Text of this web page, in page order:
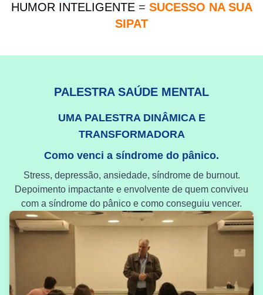
HUMOR INTELIGENTE = SUCESSO NA SUA
SIPAT
PALESTRA SAÚDE MENTAL
UMA PALESTRA DINÂMICA E
TRANSFORMADORA
Como venci a síndrome do pânico.
Stress, depressão, ansiedade, síndrome de burnout.
Depoimento impactante e envolvente de quem conviveu
com a síndrome do pânico e como conseguiu vencer.